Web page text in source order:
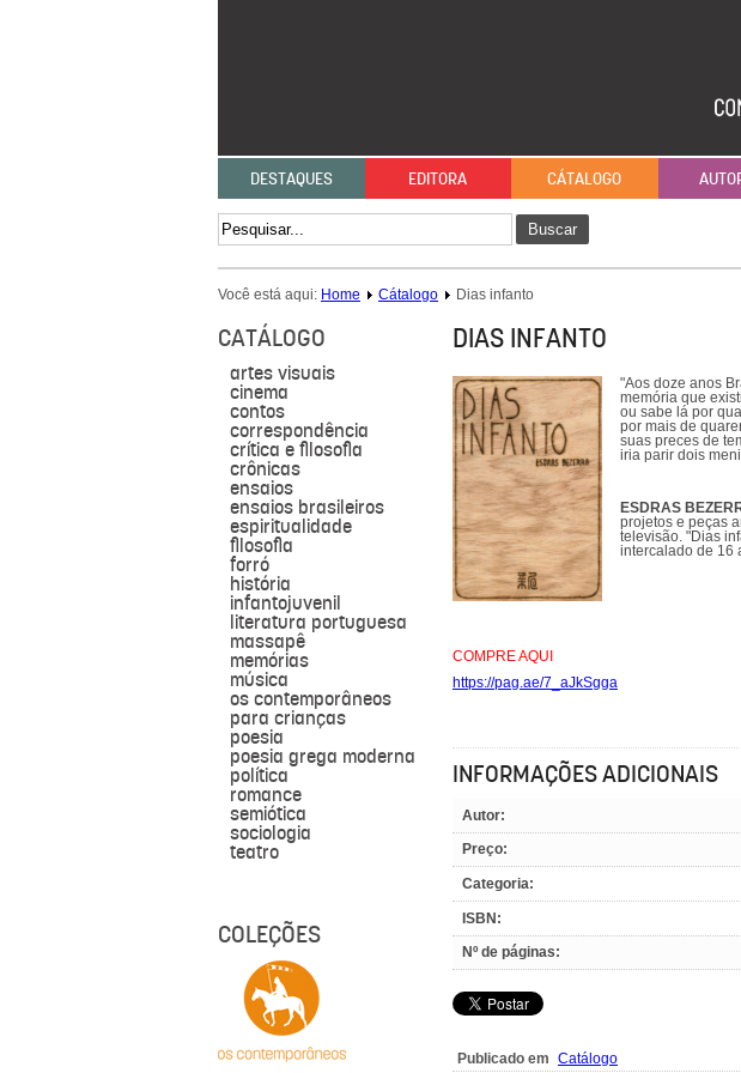
DESTAQUES EDITORA CÁTALOGO
Buscar
Você está aqui: Home Cátalogo Dias infanto
CATÁLOGO
artes visuais
cinema
contos
correspondência
crítica e filosofia
crônicas
ensaios
ensaios brasileiros
espiritualidade
filosofia
forró
história
infantojuvenil
literatura portuguesa
massapê
memórias
música
os contemporâneos
para crianças
poesia
poesia grega moderna
política
romance
semiótica
sociologia
teatro
COLEÇÕES
DIAS INFANTO
"Aos doze anos
memória que
ou sabe lá por
por mais de
suas preces de
iria parir dois
ESDRAS
projetos e peças
televisão. "Dias
intercalado de 16
COMPRE AQUI
https://pag.ae/7_aJkSgga
INFORMAÇÕES ADICIONAIS
Autor:
Preço:
Categoria:
ISBN:
Nº de páginas:
Publicado em Catálogo